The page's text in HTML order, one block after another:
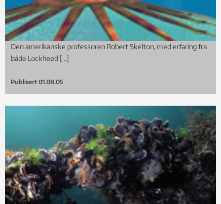
Den amerikanske professoren Robert Skelton, med erfaring fra
både Lockheed […]
Publisert 01.08.05